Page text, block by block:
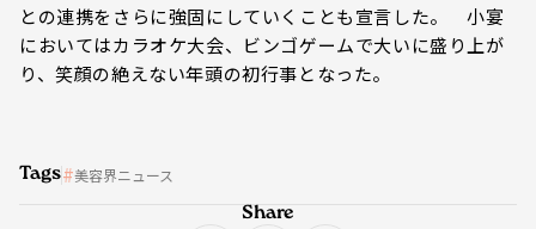
との連携をさらに強固にしていくことも宣言した。 小宴
においてはカラオケ大会、ビンゴゲームで大いに盛り上が
り、笑顔の絶えない年頭の初行事となった。
Tags 美容界ニュース
Share